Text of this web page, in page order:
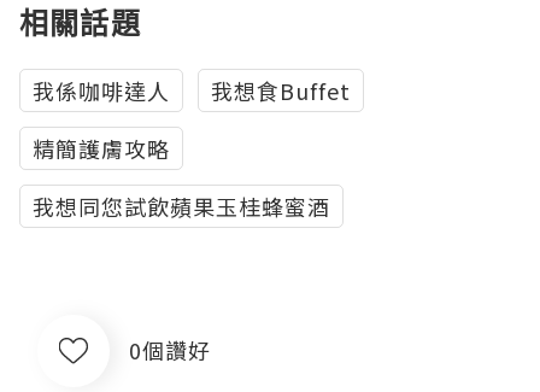
相關話題
我係咖啡達人
我想食Buffet
精簡護膚攻略
我想同您試飲蘋果玉桂蜂蜜酒
0個讚好